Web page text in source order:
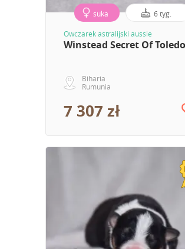
suka 6 tyg.
Owczarek astralijski aussie
Winstead Secret Of Toledo
Biharia
Rumunia
7 307 zł